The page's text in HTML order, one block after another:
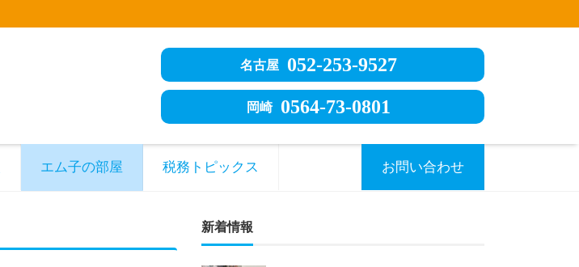
名古屋 052-253-9527
岡崎 0564-73-0801
エム子の部屋 税務トピックス お問い合わせ
新着情報